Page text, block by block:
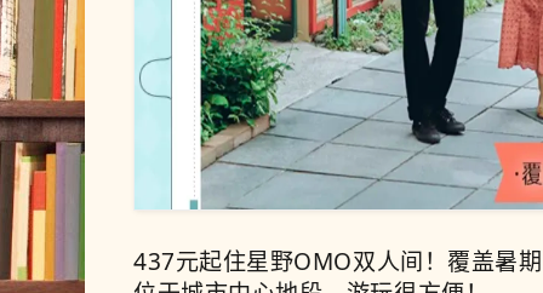
437元起住星野OMO双人间！覆盖暑